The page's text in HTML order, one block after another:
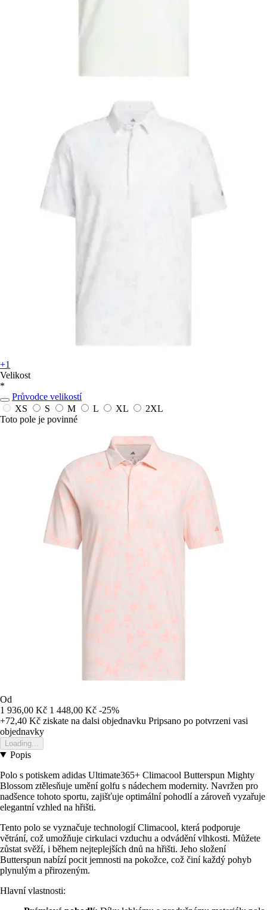
+1
Velikost
*
Průvodce velikostí
XS
S M L XL
2XL
Toto pole je povinné
Od
1 936,00 Kč 1 448,00 Kč -25%
+72,40 Kč ziskate na dalsi objednavku Pripsano po potvrzeni vasi
objednavky
Loading...
Popis
Polo s potiskem adidas Ultimate365+ Climacool Butterspun Mighty
Blossom ztělesňuje umění golfu s nádechem modernity. Navržen pro
nadšence tohoto sportu, zajišťuje optimální pohodlí a zároveň vyzařuje
elegantní vzhled na hřišti.
Tento polo se vyznačuje technologií Climacool, která podporuje
větrání, což umožňuje cirkulaci vzduchu a odvádění vlhkosti. Můžete
zůstat svěží, i během nejteplejších dnů na hřišti. Jeho složení
Butterspun nabízí pocit jemnosti na pokožce, což činí každý pohyb
plynulým a přirozeným.
Hlavní vlastnosti: